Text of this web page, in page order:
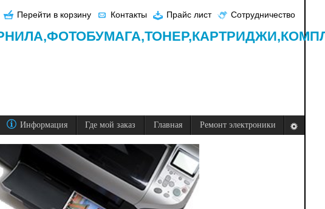
Перейти в корзину Контакты Прайс лист Сотрудничество
ФОТОБУМАГА,ТОНЕР,КАРТРИДЖИ,
Информация Где мой заказ Главная Ремонт электроники